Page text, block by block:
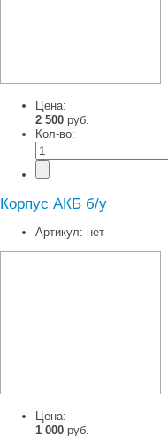
Цена:
2 500 руб.
Кол-во:
Корпус АКБ б/у
Артикул: нет
Цена:
1 000 руб.